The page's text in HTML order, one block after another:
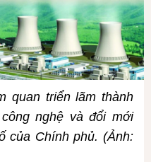
quan triển lãm thành
nghệ và đổi mới
của Chính phủ. (Ảnh: